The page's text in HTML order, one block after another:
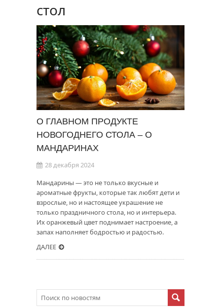
стол
О ГЛАВНОМ ПРОДУКТЕ
НОВОГОДНЕГО СТОЛА – О
МАНДАРИНАХ
28 декабря 2024
Мандарины — это не только вкусные и
ароматные фрукты, которые так любят дети и
взрослые, но и настоящее украшение не
только праздничного стола, но и интерьера.
Их оранжевый цвет поднимает настроение, а
запах наполняет бодростью и радостью.
ДАЛЕЕ